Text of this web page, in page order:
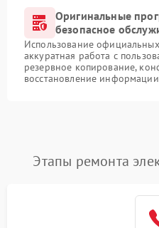
Оригинальные
безопасное
Использование
аккуратная работа с
резервное копирование,
восстановление
Этапы ремонта